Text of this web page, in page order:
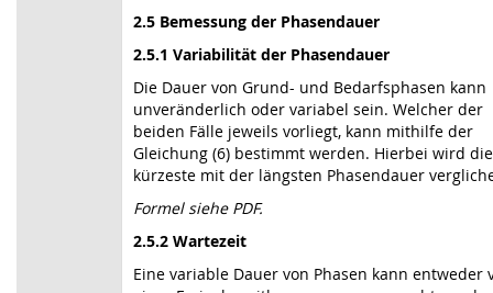
2.5 Bemessung der Phasendauer
2.5.1 Variabilität der Phasendauer
Die Dauer von Grund- und Bedarfsphasen kann
unveränderlich oder variabel sein. Welcher der
beiden Fälle jeweils vorliegt, kann mithilfe der
Gleichung (6) bestimmt werden. Hierbei wird die
kürzeste mit der längsten Phasendauer
Formel siehe PDF.
2.5.2 Wartezeit
Eine variable Dauer von Phasen kann entweder